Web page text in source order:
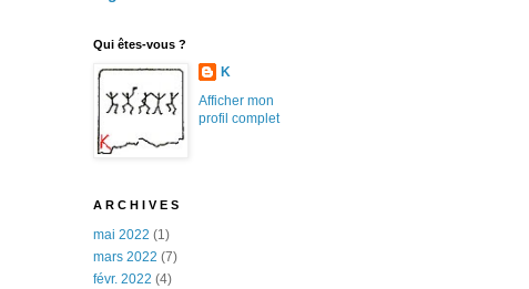
Qui êtes-vous ?
K
Afficher mon
profil complet
A R C H I V E S
mai 2022 (1)
mars 2022 (7)
févr. 2022 (4)